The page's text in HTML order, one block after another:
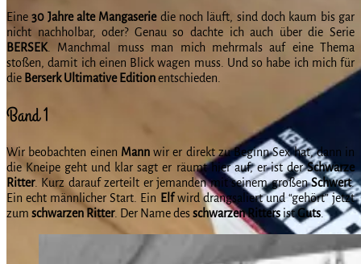
Eine 30 Jahre alte Mangaseriedie noch läuft, sind doch kaum bis gar
nicht nachholbar, oder? Genau so dachte ich auch über die Serie
BERSEK . Manchmal muss man mich mehrmals auf eine Thema
stoßen, damit ich einen Blick wagen muss. Und so habe ich mich für
die Berserk Ultimative Editionentschieden.
Band 1
Wir beobachten einen Mannwir er direkt zu Beginn Sex hat, dann in
die Kneipe geht und klar sagt er räumt hier auf, er ist derSchwarze
Ritter. Kurz darauf zerteilt er jemanden mit seinem großenSchwert.
Ein echt männlicher Start. Ein Elfwird drangsaliert und “gehört” jetzt
zum schwarzenRitter. Der Name desschwarzen Ritters istGuts